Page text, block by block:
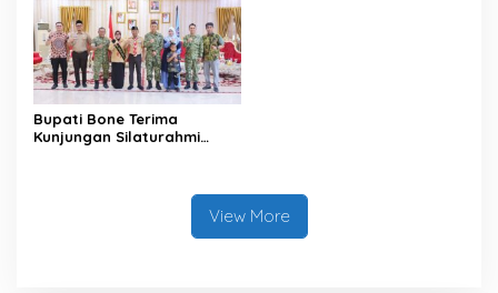
Bupati Bone Terima
Kunjungan Silaturahmi
View More